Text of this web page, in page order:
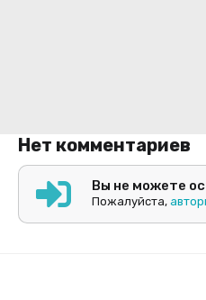
Нет комментариев
Вы не можете
Пожалуйста,